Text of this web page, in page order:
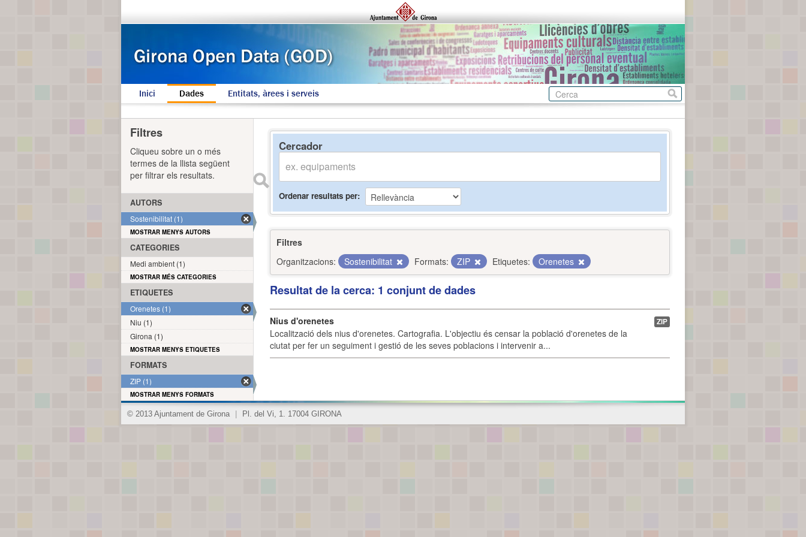
Inici Dades Entitats, àrees i serveis
Cercador
Ordenar resultats per
Filtres
Organitzacions:
Sostenibilitat Formats: ZIP Etiquetes: Orenetes
Resultat de la cerca: 1 conjunt de dades
Nius d'orenetes
Localització dels nius d'orenetes. Cartografia. L'objectiu és censar la població d'orenetes de la
ciutat per fer un seguiment i gestió de les seves poblacions i intervenir a...
ZIP
Filtres
Cliqueu sobre un o més
termes de la llista següent
per filtrar els resultats.
AUTORS
Sostenibilitat (1)
MOSTRAR MENYS AUTORS
CATEGORIES
Medi ambient (1)
MOSTRAR MÉS CATEGORIES
ETIQUETES
Orenetes (1)
Niu (1)
Girona (1)
MOSTRAR MENYS ETIQUETES
FORMATS
ZIP (1)
MOSTRAR MENYS FORMATS
© 2013 Ajuntament de Girona Pl. del Vi, 1. 17004 GIRONA